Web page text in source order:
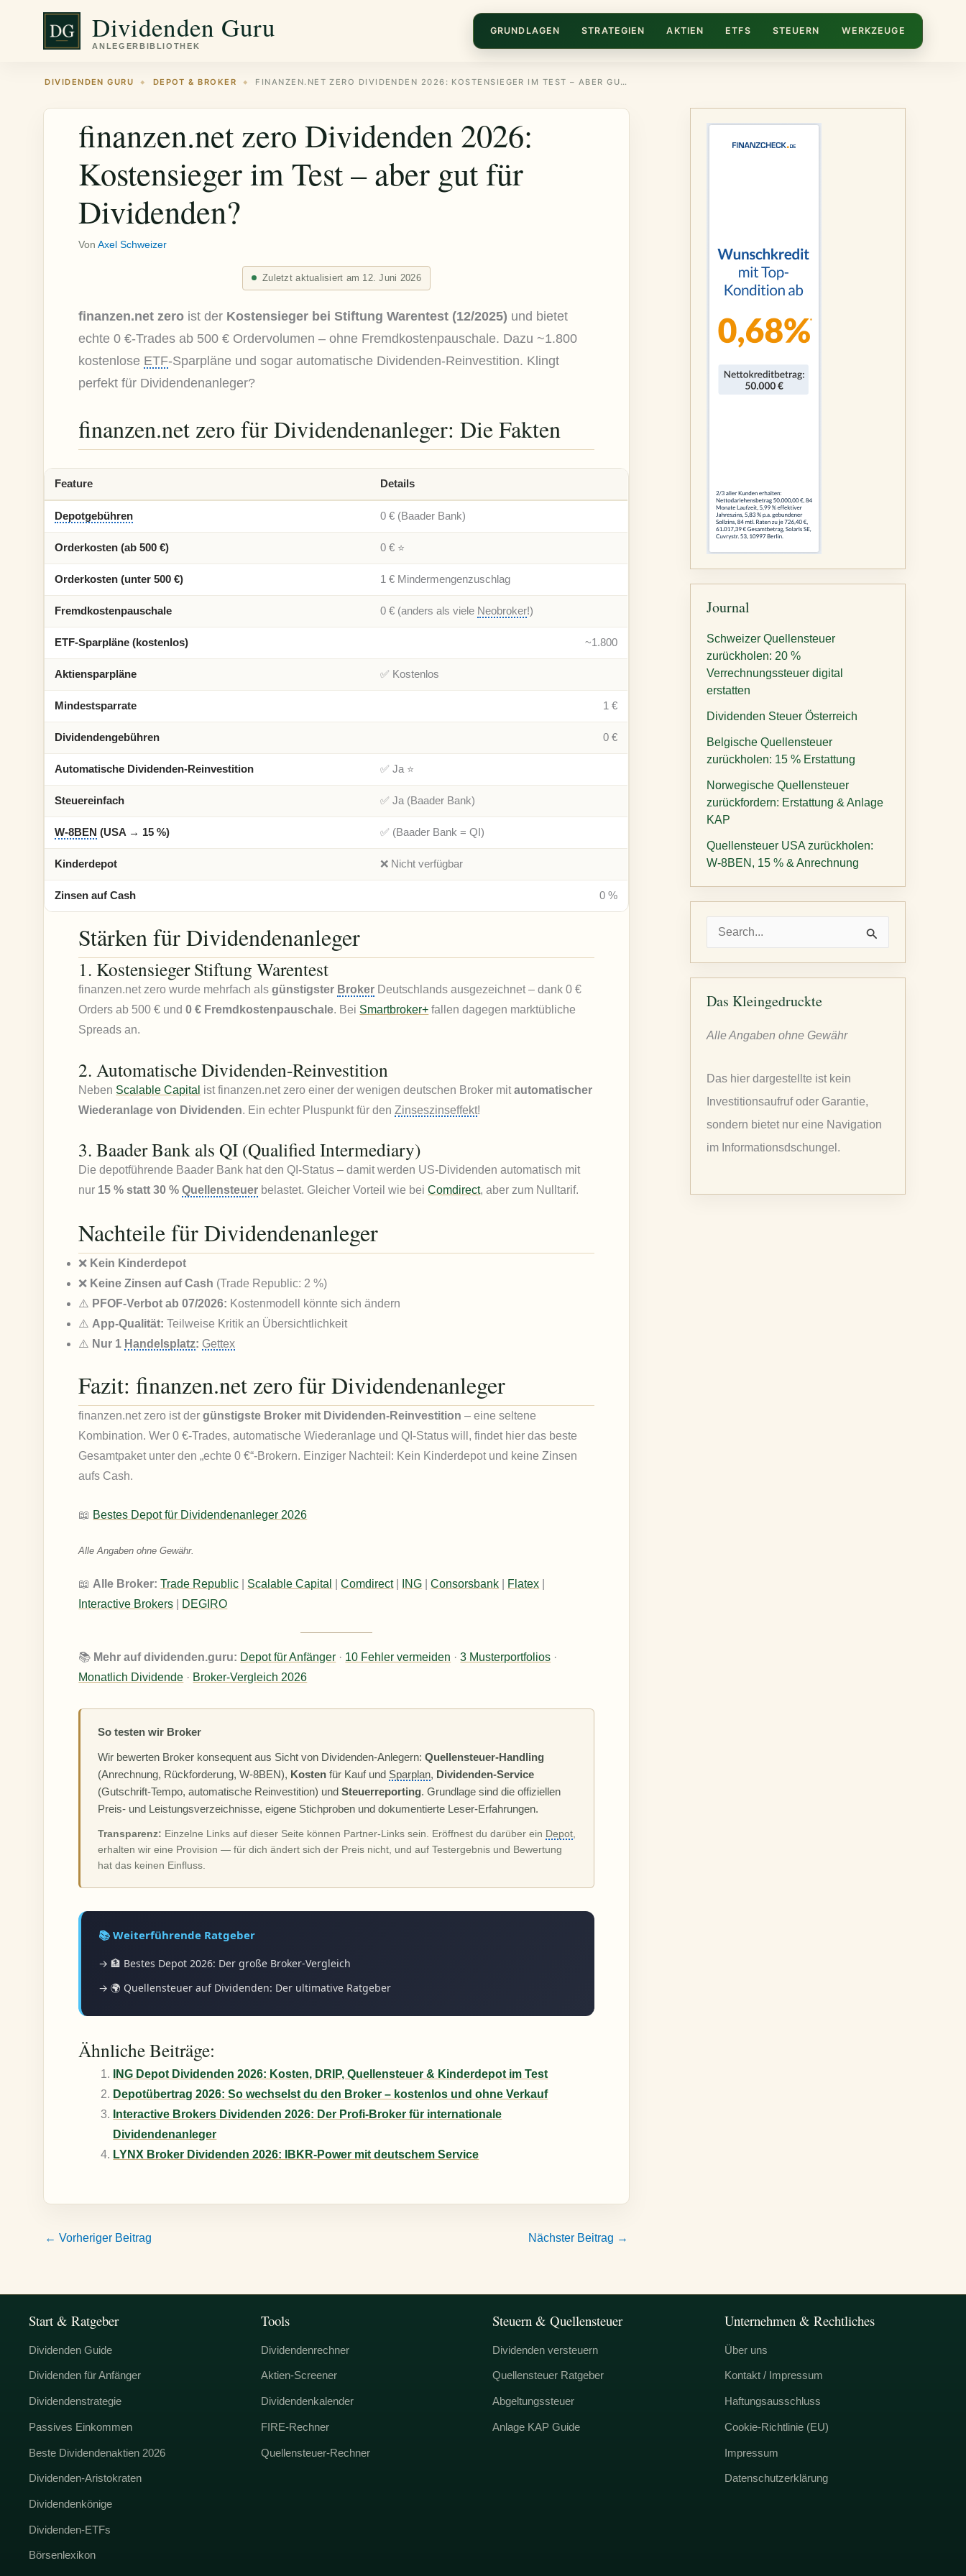
springen
Dividenden Guru GRUNDLAGEN STRATEGIEN AKTIEN ETFS STEUERN WERKZEUGE
DIVIDENDEN GURU ◆ DEPOT & BROKER ◆ FINANZEN.NET ZERO DIVIDENDEN 2026: KOSTENSIEGER IM TEST – ABER GUT FÜR DIVIDENDEN?
finanzen.net zero Dividenden 2026:
Kostensieger im Test – aber gut für
Dividenden?
VonAxel Schweizer
Zuletzt aktualisiert am 12. Juni 2026
finanzen.net zero ist der Kostensieger bei Stiftung Warentest (12/2025) und bietet
echte 0 €-Trades ab 500 € Ordervolumen – ohne Fremdkostenpauschale. Dazu ~1.800
kostenlose ETF-Sparpläne und sogar automatische Dividenden-Reinvestition. Klingt
perfekt für Dividendenanleger?
finanzen.net zero für Dividendenanleger: Die Fakten
Feature Details
Depotgebühren 0 € (Baader Bank)
Orderkosten (ab 500 €) 0 € ⭐
Orderkosten (unter 500 €) 1 € Mindermengenzuschlag
Fremdkostenpauschale 0 € (anders als viele Neobroker!)
ETF-Sparpläne (kostenlos) ~1.800
Aktiensparpläne ✅ Kostenlos
Mindestsparrate 1 €
Dividendengebühren 0 €
Automatische Dividenden-Reinvestition ✅ Ja ⭐
Steuereinfach ✅ Ja (Baader Bank)
W-8BEN (USA → 15 %) ✅ (Baader Bank = QI)
Kinderdepot ❌ Nicht verfügbar
Zinsen auf Cash 0 %
Stärken für Dividendenanleger
1. Kostensieger Stiftung Warentest
finanzen.net zero wurde mehrfach alsgünstigster Broker Deutschlands ausgezeichnet – dank 0 €
Orders ab 500 € und0 € Fremdkostenpauschale. Bei Smartbroker+ fallen dagegen marktübliche
Spreads an.
2. Automatische Dividenden-Reinvestition
Neben Scalable Capital ist finanzen.net zero einer der wenigen deutschen Broker mitautomatischer
Wiederanlage von Dividenden. Ein echter Pluspunkt für denZinseszinseffekt!
3. Baader Bank als QI (Qualified Intermediary)
Die depotführende Baader Bank hat den QI-Status – damit werden US-Dividenden automatisch mit
nur 15 % statt 30 %Quellensteuer belastet. Gleicher Vorteil wie beiComdirect, aber zum Nulltarif.
Nachteile für Dividendenanleger
❌ Kein Kinderdepot
❌ Keine Zinsen auf Cash (Trade Republic: 2 %)
⚠️ PFOF-Verbot ab 07/2026: Kostenmodell könnte sich ändern
⚠️ App-Qualität: Teilweise Kritik an Übersichtlichkeit
⚠️ Nur 1 Handelsplatz: Gettex
Fazit: finanzen.net zero für Dividendenanleger
finanzen.net zero ist dergünstigste Broker mit Dividenden-Reinvestition – eine seltene
Kombination. Wer 0 €-Trades, automatische Wiederanlage und QI-Status will, findet hier das beste
Gesamtpaket unter den „echte 0 €“-Brokern. Einziger Nachteil: Kein Kinderdepot und keine Zinsen
aufs Cash.
📖 Bestes Depot für Dividendenanleger 2026
Alle Angaben ohne Gewähr.
📖 Alle Broker: Trade Republic Scalable Capital |Comdirect| ING |Consorsbank Flatex
Interactive Brokers
DEGIRO
📚 Mehr auf dividenden.guru: Depot für Anfänger · 10 Fehler vermeiden ·3 Musterportfolios ·
Monatlich Dividende · Broker-Vergleich 2026
So testen wir Broker
Wir bewerten Broker konsequent aus Sicht von Dividenden-Anlegern:Quellensteuer-Handling
(Anrechnung, Rückforderung, W-8BEN), Kosten für Kauf und Sparplan, Dividenden-Service
(Gutschrift-Tempo, automatische Reinvestition) undSteuerreporting. Grundlage sind die offiziellen
Preis- und Leistungsverzeichnisse, eigene Stichproben und dokumentierte Leser-Erfahrungen.
Transparenz: Einzelne Links auf dieser Seite können Partner-Links sein. Eröffnest du darüber ein Depot
erhalten wir eine Provision — für dich ändert sich der Preis nicht, und auf Testergebnis und Bewertung
hat das keinen Einfluss.
📚 Weiterführende Ratgeber
→ 🏦 Bestes Depot 2026: Der große Broker-Vergleich
→ 🌍 Quellensteuer auf Dividenden: Der ultimative Ratgeber
Ähnliche Beiträge:
ING Depot Dividenden 2026: Kosten, DRIP, Quellensteuer & Kinderdepot im Test
Depotübertrag 2026: So wechselst du den Broker – kostenlos und ohne Verkauf
Interactive Brokers Dividenden 2026: Der Profi-Broker für internationale
Dividendenanleger
LYNX Broker Dividenden 2026: IBKR-Power mit deutschem Service
← Vorheriger Beitrag Nächster Beitrag →
Journal
Schweizer Quellensteuer
zurückholen: 20 %
Verrechnungssteuer digital
erstatten
Dividenden Steuer Österreich
Belgische Quellensteuer
zurückholen: 15 % Erstattung
Norwegische Quellensteuer
zurückfordern: Erstattung & Anlage
KAP
Quellensteuer USA zurückholen:
W-8BEN, 15 % & Anrechnung
h
n
Das Kleingedruckte
Alle Angaben ohne Gewähr
Das hier dargestellte ist kein
Investitionsaufruf oder Garantie,
sondern bietet nur eine Navigation
im Informationsdschungel.
Start & Ratgeber
Dividenden Guide
Dividenden für Anfänger
Dividendenstrategie
Passives Einkommen
Beste Dividendenaktien 2026
Dividenden-Aristokraten
Dividendenkönige
Dividenden-ETFs
Börsenlexikon
Tools
Dividendenrechner
Aktien-Screener
Dividendenkalender
FIRE-Rechner
Quellensteuer-Rechner
Steuern & Quellensteuer
Dividenden versteuern
Quellensteuer Ratgeber
Abgeltungssteuer
Anlage KAP Guide
Unternehmen & Rechtliches
Über uns
Kontakt / Impressum
Haftungsausschluss
Cookie-Richtlinie (EU)
Impressum
Datenschutzerklärung